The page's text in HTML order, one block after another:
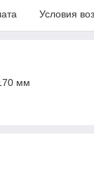
Условия
мм